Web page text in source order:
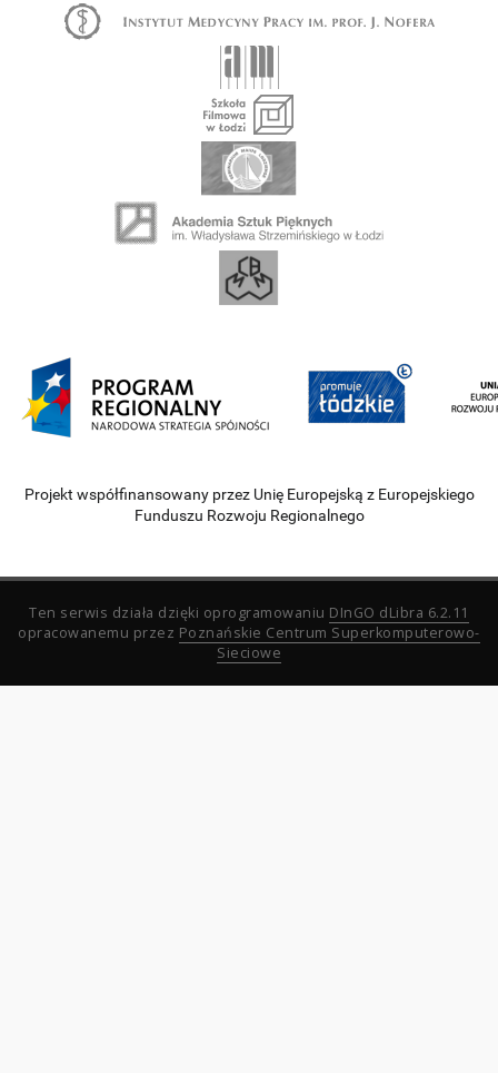
Projekt współfinansowany przez Unię Europejską z Europejskiego
Funduszu Rozwoju Regionalnego
Ten serwis działa dzięki oprogramowaniu DInGO dLibra 6.2.11
opracowanemu przez Poznańskie Centrum Superkomputerowo-
Sieciowe